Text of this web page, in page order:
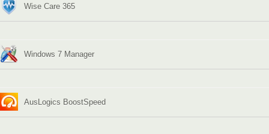
Wise Care 365
Windows 7 Manager
AusLogics BoostSpeed